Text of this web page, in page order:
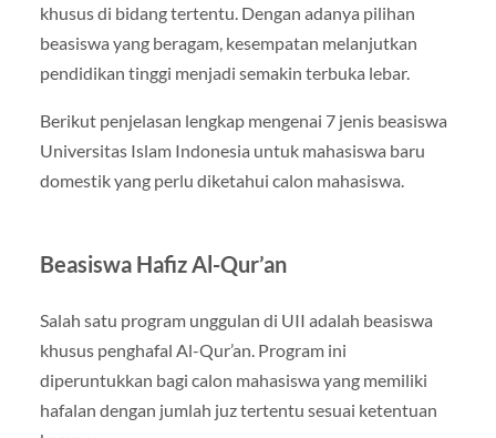
khusus di bidang tertentu. Dengan adanya pilihan
beasiswa yang beragam, kesempatan melanjutkan
pendidikan tinggi menjadi semakin terbuka lebar.
Berikut penjelasan lengkap mengenai 7 jenis beasiswa
Universitas Islam Indonesia untuk mahasiswa baru
domestik yang perlu diketahui calon mahasiswa.
Beasiswa Hafiz Al-Qur’an
Salah satu program unggulan di UII adalah beasiswa
khusus penghafal Al-Qur’an. Program ini
diperuntukkan bagi calon mahasiswa yang memiliki
hafalan dengan jumlah juz tertentu sesuai ketentuan